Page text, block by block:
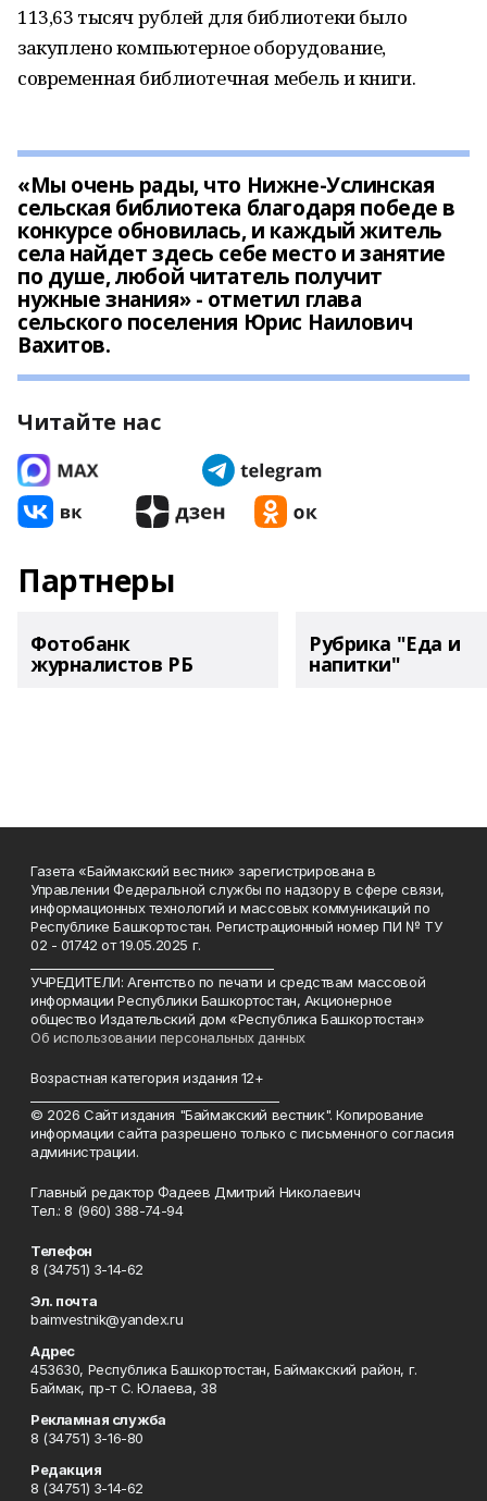
113,63 тысяч рублей для библиотеки было
закуплено компьютерное оборудование,
современная библиотечная мебель и книги.
«Мы очень рады, что Нижне-Услинская
сельская библиотека благодаря победе в
конкурсе обновилась, и каждый житель
села найдет здесь себе место и занятие
по душе, любой читатель получит
нужные знания» - отметил глава
сельского поселения Юрис Наилович
Вахитов.
Читайте нас
Партнеры
Фотобанк
журналистов РБ
Рубрика "Еда и
напитки"
Газета «Баймакский вестник» зарегистрирована в
Управлении Федеральной службы по надзору в сфере связи,
информационных технологий и массовых коммуникаций по
Республике Башкортостан. Регистрационный номер ПИ № ТУ
02 - 01742 от 19.05.2025 г.
УЧРЕДИТЕЛИ: Агентство по печати и средствам массовой
информации Республики Башкортостан, Акционерное
общество Издательский дом «Республика Башкортостан»
Об использовании персональных данных
Возрастная категория издания 12+
© 2026 Сайт издания "Баймакский вестник". Копирование
информации сайта разрешено только с письменного согласия
администрации.
Главный редактор Фадеев Дмитрий Николаевич
Тел.: 8 (960) 388-74-94
Телефон
8 (34751) 3-14-62
Эл. почта
baimvestnik@yandex.ru
Адрес
453630, Республика Башкортостан, Баймакский район, г.
Баймак, пр-т С. Юлаева, 38
Рекламная служба
8 (34751) 3-16-80
Редакция
8 (34751) 3-14-62